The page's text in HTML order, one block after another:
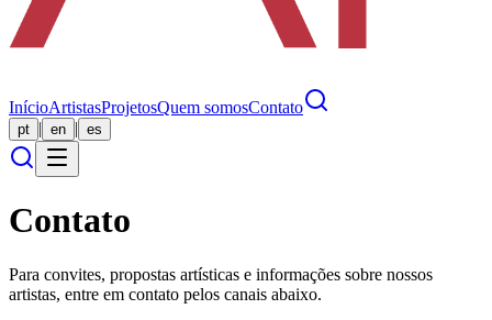
InícioArtistasProjetosQuem somosContato
pt | en | es
Contato
Para convites, propostas artísticas e informações sobre nossos
artistas, entre em contato pelos canais abaixo.